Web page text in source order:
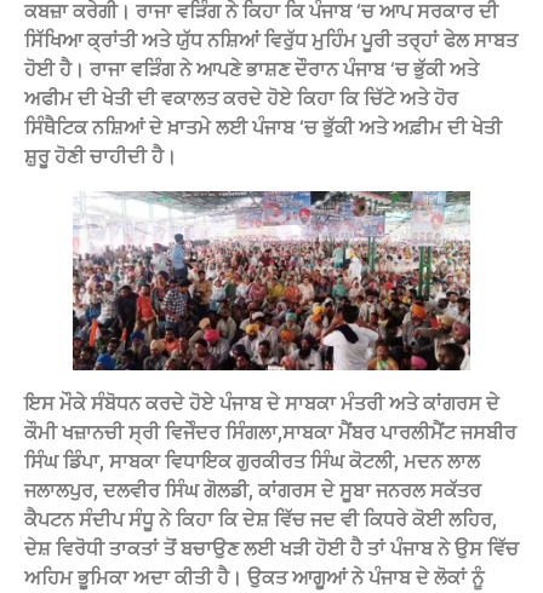
ਕਬਜ਼ਾ ਕਰੇਗੀ। ਰਾਜਾ ਵੜਿੰਗ ਨੇ ਕਿਹਾ ਕਿ ਪੰਜਾਬ ‘ਚ ਆਪ ਸਰਕਾਰ ਦੀ
ਸਿੱਖਿਆ ਕ੍ਰਾਂਤੀ ਅਤੇ ਯੁੱਧ ਨਸ਼ਿਆਂ ਵਿਰੁੱਧ ਮੁਹਿੰਮ ਪੂਰੀ ਤਰ੍ਹਾਂ ਫੇਲ ਸਾਬਤ
ਹੋਈ ਹੈ। ਰਾਜਾ ਵੜਿੰਗ ਨੇ ਆਪਣੇ ਭਾਸ਼ਣ ਦੌਰਾਨ ਪੰਜਾਬ ‘ਚ ਭੁੱਕੀ ਅਤੇ
ਅਫੀਮ ਦੀ ਖੇਤੀ ਦੀ ਵਕਾਲਤ ਕਰਦੇ ਹੋਏ ਕਿਹਾ ਕਿ ਚਿੱਟੇ ਅਤੇ ਹੋਰ
ਸਿੰਥੈਟਿਕ ਨਸ਼ਿਆਂ ਦੇ ਖ਼ਾਤਮੇ ਲਈ ਪੰਜਾਬ ‘ਚ ਭੁੱਕੀ ਅਤੇ ਅਫ਼ੀਮ ਦੀ ਖੇਤੀ
ਸ਼ੁਰੂ ਹੋਣੀ ਚਾਹੀਦੀ ਹੈ।
ਇਸ ਮੌਕੇ ਸੰਬੋਧਨ ਕਰਦੇ ਹੋਏ ਪੰਜਾਬ ਦੇ ਸਾਬਕਾ ਮੰਤਰੀ ਅਤੇ ਕਾਂਗਰਸ ਦੇ
ਕੌਮੀ ਖਜ਼ਾਨਚੀ ਸ੍ਰੀ ਵਿਜੇੰਦਰ ਸਿੰਗਲਾ,ਸਾਬਕਾ ਮੈਂਬਰ ਪਾਰਲੀਮੈਂਟ ਜਸਬੀਰ
ਸਿੰਘ ਡਿੰਪਾ, ਸਾਬਕਾ ਵਿਧਾਇਕ ਗੁਰਕੀਰਤ ਸਿੰਘ ਕੋਟਲੀ, ਮਦਨ ਲਾਲ
ਜਲਾਲਪੁਰ, ਦਲਵੀਰ ਸਿੰਘ ਗੋਲਡੀ, ਕਾਂਗਰਸ ਦੇ ਸੂਬਾ ਜਨਰਲ ਸਕੱਤਰ
ਕੈਪਟਨ ਸੰਦੀਪ ਸੰਧੂ ਨੇ ਕਿਹਾ ਕਿ ਦੇਸ਼ ਵਿੱਚ ਜਦ ਵੀ ਕਿਧਰੇ ਕੋਈ ਲਹਿਰ,
ਦੇਸ਼ ਵਿਰੋਧੀ ਤਾਕਤਾਂ ਤੋਂ ਬਚਾਉਣ ਲਈ ਖੜੀ ਹੋਈ ਹੈ ਤਾਂ ਪੰਜਾਬ ਨੇ ਉਸ ਵਿੱਚ
ਅਹਿਮ ਭੂਮਿਕਾ ਅਦਾ ਕੀਤੀ ਹੈ। ਉਕਤ ਆਗੂਆਂ ਨੇ ਪੰਜਾਬ ਦੇ ਲੋਕਾਂ ਨੂੰ